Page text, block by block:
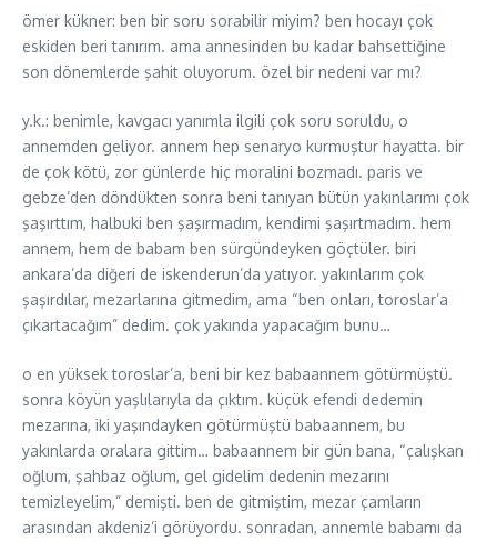
ömer kükner: ben bir soru sorabilir miyim? ben hocayı çok
eskiden beri tanırım. ama annesinden bu kadar bahsettiğine
son dönemlerde şahit oluyorum. özel bir nedeni var mı?
y.k.: benimle, kavgacı yanımla ilgili çok soru soruldu, o
annemden geliyor. annem hep senaryo kurmuştur hayatta. bir
de çok kötü, zor günlerde hiç moralini bozmadı. paris ve
gebze’den döndükten sonra beni tanıyan bütün yakınlarımı çok
şaşırttım, halbuki ben şaşırmadım, kendimi şaşırtmadım. hem
annem, hem de babam ben sürgündeyken göçtüler. biri
ankara’da diğeri de iskenderun’da yatıyor. yakınlarım çok
şaşırdılar, mezarlarına gitmedim, ama “ben onları, toroslar’a
çıkartacağım” dedim. çok yakında yapacağım bunu…
o en yüksek toroslar’a, beni bir kez babaannem götürmüştü.
sonra köyün yaşlılarıyla da çıktım. küçük efendi dedemin
mezarına, iki yaşındayken götürmüştü babaannem, bu
yakınlarda oralara gittim… babaannem bir gün bana, “çalışkan
oğlum, şahbaz oğlum, gel gidelim dedenin mezarını
temizleyelim,” demişti. ben de gitmiştim, mezar çamların
arasından akdeniz’i görüyordu. sonradan, annemle babamı da